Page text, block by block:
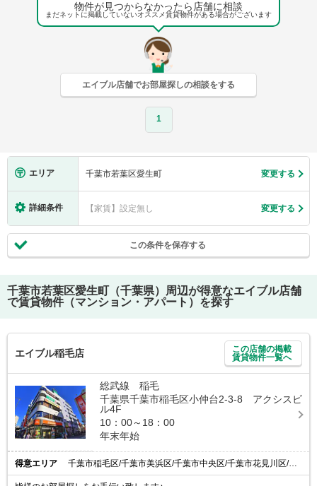
物件が見つからなかったら店舗に相談
まだネットに掲載していないオススメ賃貸物件がある場合がございます
エイブル店舗でお部屋探しの相談をする
1
エリア 千葉市若葉区愛生町 変更する
詳細条件 【家賃】設定無し 変更する
この条件を保存する
千葉市若葉区愛生町（千葉県）
周辺が得意なエイブル店舗
で賃貸物件（マンション・アパート）を探す
エイブル稲毛店
この店舗の掲載
賃貸物件一覧へ
総武線 稲毛
千葉県千葉市稲毛区小仲台2-3-8 アクシスビ
ル4F
10：00～18：00
年末年始
得意エリア 千葉市稲毛区/千葉市美浜区/千葉市中央区/千葉市花見川区/千葉市若葉区